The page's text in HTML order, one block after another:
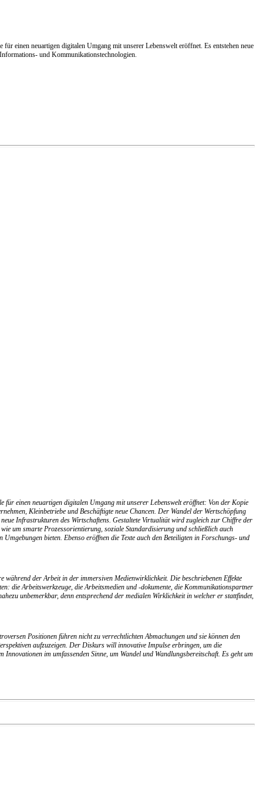
einen neuartigen digitalen Umgang mit unserer Lebenswelt eröffnet. Es entstehen neue
und Kommunikationstechnologien.
für einen neuartigen digitalen Umgang mit unserer Lebenswelt eröffnet: Von der Kopie
Kleinbetriebe und Beschäftigte neue Chancen. Der Wandel der Wertschöpfung
Infrastrukturen des Wirtschaftens. Gestaltete Virtualität wird zugleich zur Chiffre der
um smarte Prozessorientierung, soziale Standardisierung und schließlich auch
bieten. Ebenso eröffnen die Texte auch den Beteiligten in Forschungs- und
der Arbeit in der immersiven Medienwirklichkeit. Die beschriebenen Effekte
die Arbeitswerkzeuge, die Arbeitsmedien und -dokumente, die Kommunikationspartner
unbemerkbar, denn entsprechend der medialen Wirklichkeit in welcher er stattfindet,
Positionen führen nicht zu verrechtlichten Abmachungen und sie können den
aufzuzeigen. Der Diskurs will innovative Impulse erbringen, um die
im umfassenden Sinne, um Wandel und Wandlungsbereitschaft. Es geht um